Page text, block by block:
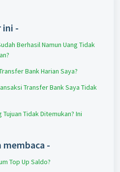
ini -
Berhasil Namun Uang Tidak
Bank Harian Saya?
Transfer Bank Saya Tidak
Tidak Ditemukan? Ini
-
Top Up Saldo?